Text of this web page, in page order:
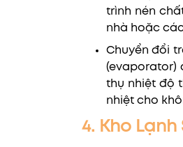
trình nén
nhà hoặc
Chuyển đổi
(evaporator)
thụ nhiệt độ
nhiệt cho
4. Kho